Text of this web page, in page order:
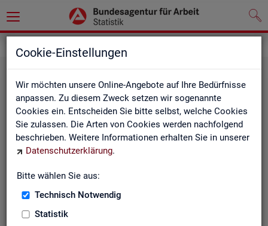
Cookie-Einstellungen
Wir möchten unsere Online-Angebote auf Ihre Bedürfnisse
anpassen. Zu diesem Zweck setzen wir sogenannte
Cookies ein. Entscheiden Sie bitte selbst, welche Cookies
Sie zulassen. Die Arten von Cookies werden nachfolgend
beschrieben. Weitere Informationen erhalten Sie in unserer
Datenschutzerklärung.
Bitte wählen Sie aus:
Technisch Notwendig
Statistik